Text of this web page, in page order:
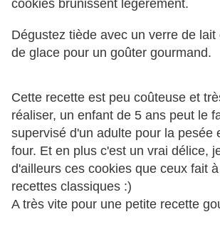
cookies brunissent légèrement.
Dégustez tiède avec un verre de lait
de glace pour un goûter gourmand.
Cette recette est peu coûteuse et
réaliser, un enfant de 5 ans peut le
supervisé d'un adulte pour la pesée
four. Et en plus c'est un vrai délice,
d'ailleurs ces cookies que ceux fait
recettes classiques :)
A très vite pour une petite recette